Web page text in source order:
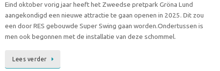
Eind oktober vorig jaar heeft het Zweedse pretpark Gröna Lund
aangekondigd een nieuwe attractie te gaan openen in 2025. Dit zou
een door RES gebouwde Super Swing gaan worden.Ondertussen is
men ook begonnen met de installatie van deze schommel.
Lees verder